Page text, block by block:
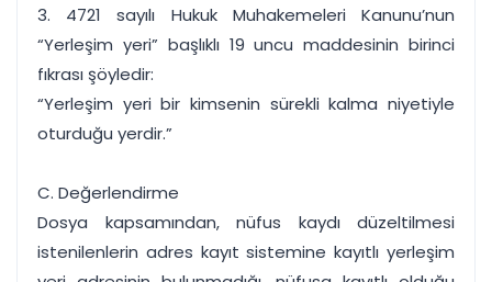
3. 4721 sayılı Hukuk Muhakemeleri Kanunu’nun
“Yerleşim yeri” başlıklı 19 uncu maddesinin birinci
fıkrası şöyledir:
“Yerleşim yeri bir kimsenin sürekli kalma niyetiyle
oturduğu yerdir.”
C. Değerlendirme
Dosya kapsamından, nüfus kaydı düzeltilmesi
istenilenlerin adres kayıt sistemine kayıtlı yerleşim